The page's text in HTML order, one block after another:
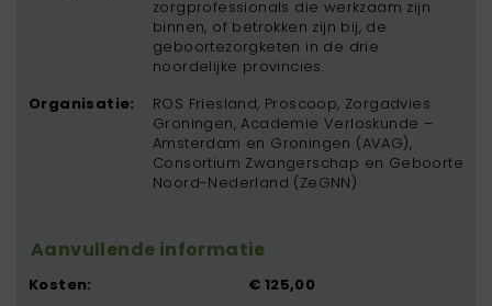
zorgprofessionals die werkzaam zijn
binnen, of betrokken zijn bij, de
geboortezorgketen in de drie
noordelijke provincies.
Organisatie:
ROS Friesland, Proscoop, Zorgadvies
Groningen, Academie Verloskunde –
Amsterdam en Groningen (AVAG),
Consortium Zwangerschap en Geboorte
Noord-Nederland (ZeGNN)
Aanvullende informatie
Kosten: € 125,00